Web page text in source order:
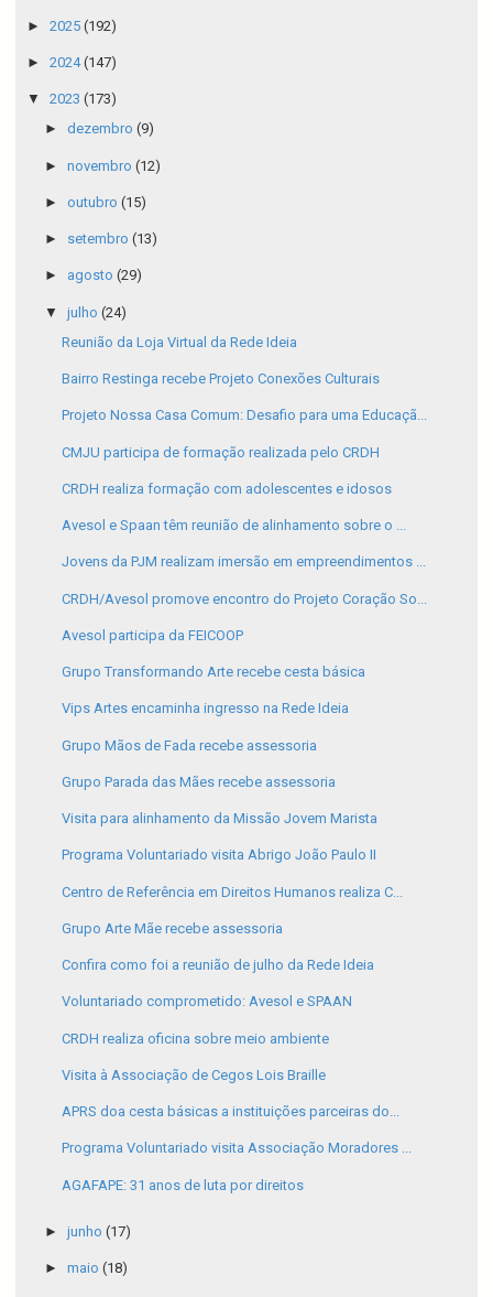
► 2025 (192)
► 2024(147)
▼ 2023 (173)
► dezembro (9)
► novembro (12)
► outubro (15)
► setembro (13)
► agosto (29)
▼ julho (24)
Reunião da Loja Virtual da Rede Ideia
Bairro Restinga recebe Projeto Conexões Culturais
Projeto Nossa Casa Comum: Desafio para uma Educaçã...
CMJU participa de formação realizada pelo CRDH
CRDH realiza formação com adolescentes e idosos
Avesol e Spaan têm reunião de alinhamento sobre o ...
Jovens da PJM realizam imersão em empreendimentos ...
CRDH/Avesol promove encontro do Projeto Coração So...
Avesol participa da FEICOOP
Grupo Transformando Arte recebe cesta básica
Vips Artes encaminha ingresso na Rede Ideia
Grupo Mãos de Fada recebe assessoria
Grupo Parada das Mães recebe assessoria
Visita para alinhamento da Missão Jovem Marista
Programa Voluntariado visita Abrigo João Paulo II
Centro de Referência em Direitos Humanos realiza C...
Grupo Arte Mãe recebe assessoria
Confira como foi a reunião de julho da Rede Ideia
Voluntariado comprometido: Avesol e SPAAN
CRDH realiza oficina sobre meio ambiente
Visita à Associação de Cegos Lois Braille
APRS doa cesta básicas a instituições parceiras do...
Programa Voluntariado visita Associação Moradores ...
AGAFAPE: 31 anos de luta por direitos
► junho (17)
► maio (18)